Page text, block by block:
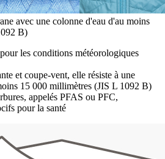
avec une colonne d'eau d'au moins
B)
les conditions météorologiques
et coupe-vent, elle résiste à une
15 000 millimètres (JIS L 1092 B)
appelés PFAS ou PFC,
pour la santé